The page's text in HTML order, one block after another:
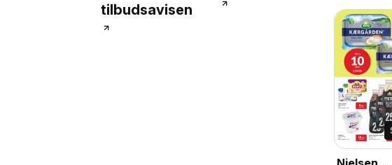
tilbudsavisen